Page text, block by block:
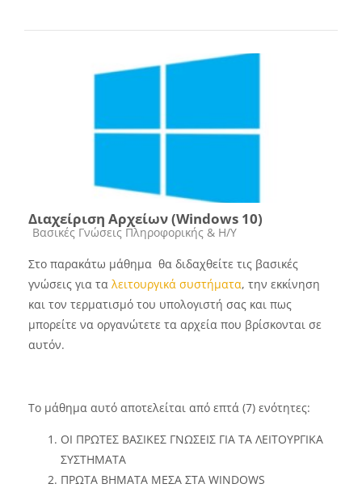
Διαχείριση Αρχείων (Windows 10)
Course category
Βασικές Γνώσεις Πληροφορικής & Η/Υ
Στο παρακάτω μάθημα θα διδαχθείτε τις βασικές
γνώσεις για τα λειτουργικά συστήματα, την εκκίνηση
και τον τερματισμό του υπολογιστή σας και πως
μπορείτε να οργανώτετε τα αρχεία που βρίσκονται σε
αυτόν.
Το μάθημα αυτό αποτελείται από επτά (7) ενότητες:
ΟΙ ΠΡΩΤΕΣ ΒΑΣΙΚΕΣ ΓΝΩΣΕΙΣ ΓΙΑ ΤΑ ΛΕΙΤΟΥΡΓΙΚΑ
ΣΥΣΤΗΜΑΤΑ
ΠΡΩΤΑ ΒΗΜΑΤΑ ΜΕΣΑ ΣΤΑ WINDOWS